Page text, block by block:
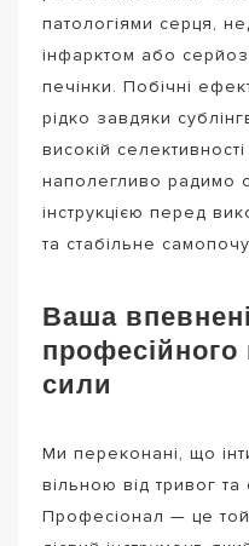
патологіями серця,
інфарктом або
печінки. Побічні
рідко завдяки
високій
наполегливо радимо
інструкцією перед
та стабільне
Ваша
професійного
сили
Ми переконані, що
вільною від тривог
Професіонал — це той